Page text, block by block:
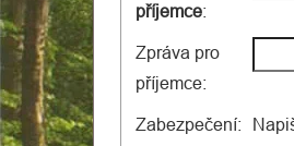
příjemce:
Zpráva pro
příjemce:
Zabezpečení: